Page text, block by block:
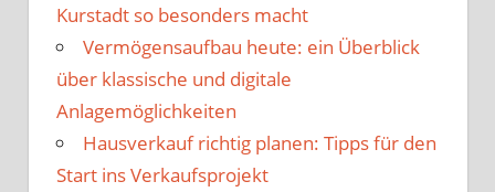
Kurstadt so besonders macht
Vermögensaufbau heute: ein Überblick
über klassische und digitale
Anlagemöglichkeiten
Hausverkauf richtig planen: Tipps für den
Start ins Verkaufsprojekt